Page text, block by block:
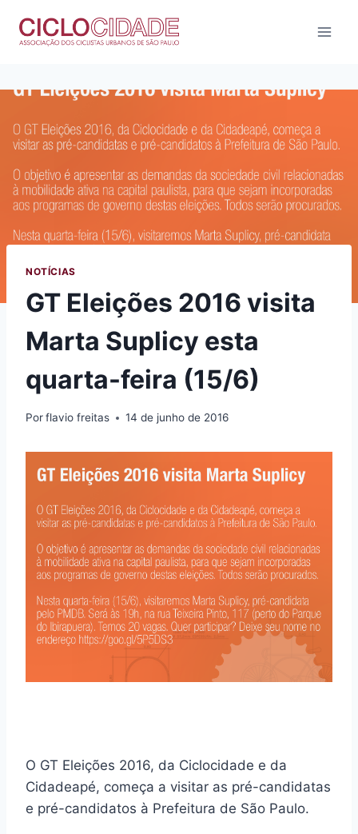
para
NOTÍCIAS
GT Eleições 2016 visita
Marta Suplicy esta
quarta-feira (15/6)
Porflavio freitas 14 de junho de 2016
O GT Eleições 2016, da Ciclocidade e da
Cidadeapé, começa a visitar as pré-candidatas
e pré-candidatos à Prefeitura de São Paulo.